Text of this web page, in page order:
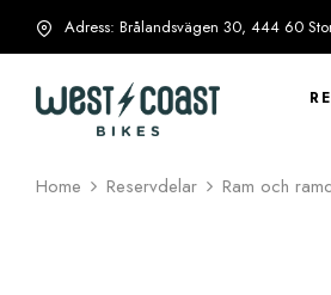
Adress: Brålandsvägen 30, 444 60
info@westcoastbikes.se
Home Reservdelar Ram och